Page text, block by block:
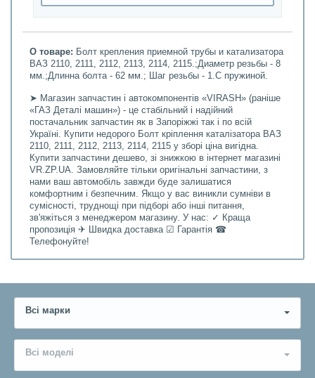
О товаре: Болт крепления приемной трубы и катализатора
ВАЗ 2110, 2111, 2112, 2113, 2114, 2115.;Диаметр резьбы - 8
мм.;Длинна болта - 62 мм.; Шаг резьбы - 1.С пружиной.
➤ Магазин запчастин і автокомпонентів «VIRASH» (раніше
«ГАЗ Деталі машин») - це стабільний і надійний
постачальник запчастин як в Запоріжжі так і по всій
Україні. Купити недорого Болт кріплення каталізатора ВАЗ
2110, 2111, 2112, 2113, 2114, 2115 у зборі ціна вигідна.
Купити запчастини дешево, зі знижкою в інтернет магазині
VR.ZP.UA. Замовляйте тільки оригінальні запчастини, з
нами ваш автомобіль завжди буде залишатися
комфортним і безпечним. Якщо у вас виникли сумніви в
сумісності, труднощі при підборі або інші питання,
зв'яжіться з менеджером магазину. У нас: ✓ Краща
пропозиція ✈ Швидка доставка ☑ Гарантія ☎
Телефонуйте!
Всі марки
Всі моделі